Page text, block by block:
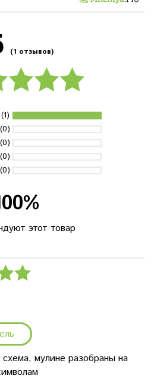
(1 отзывов)
(1)
(0)
(0)
(0)
(0)
этот товар
мулине разобраны на